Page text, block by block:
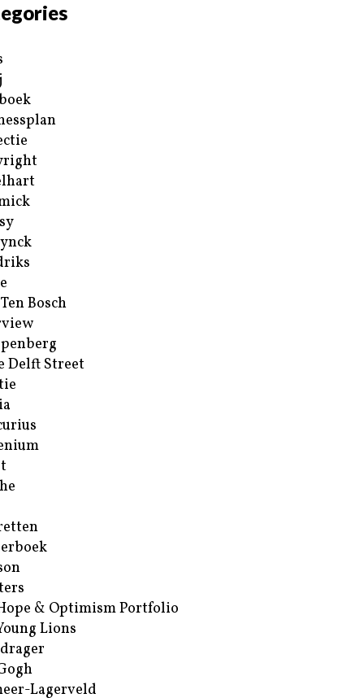
Bosch
Delft Street
& Optimism Portfolio
Lions
Lagerveld